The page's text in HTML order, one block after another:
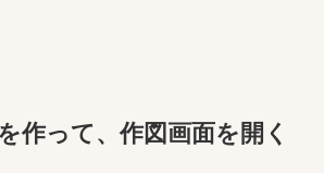
作って、作図画面を開く